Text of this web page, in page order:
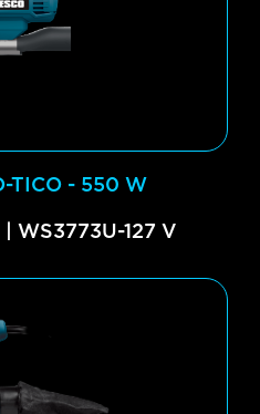
TICO - 550 W
WS3773U-127 V